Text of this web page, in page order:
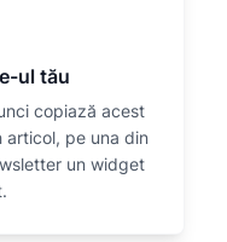
ul tău
copiază acest
articol, pe una din
un widget